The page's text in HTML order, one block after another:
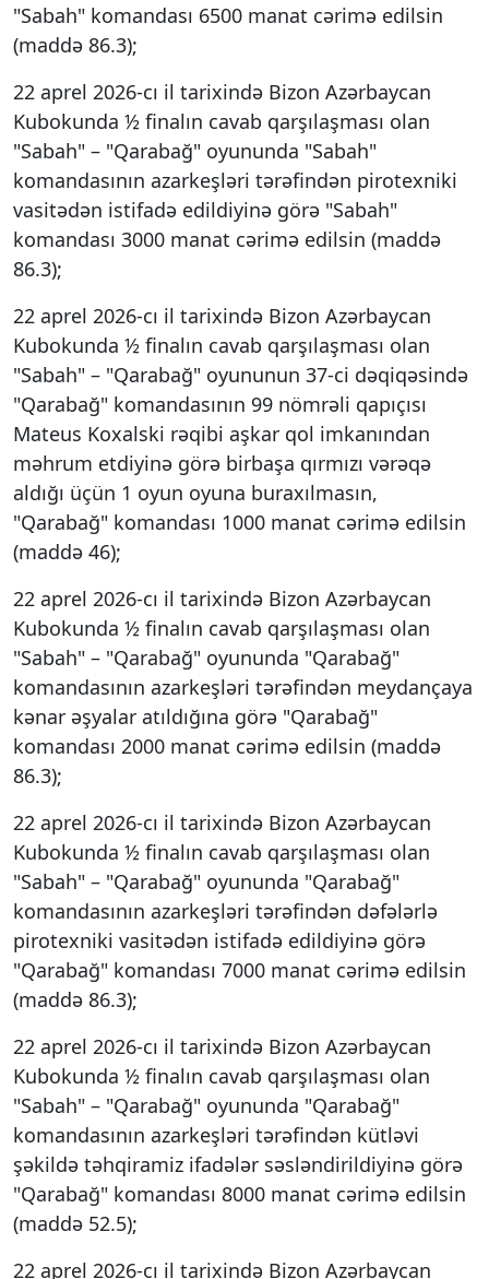
"Sabah" komandası 6500 manat cərimə edilsin
(maddə 86.3);
22 aprel 2026-cı il tarixində Bizon Azərbaycan
Kubokunda ½ finalın cavab qarşılaşması olan
"Sabah" – "Qarabağ" oyununda "Sabah"
komandasının azarkeşləri tərəfindən pirotexniki
vasitədən istifadə edildiyinə görə "Sabah"
komandası 3000 manat cərimə edilsin (maddə
86.3);
22 aprel 2026-cı il tarixində Bizon Azərbaycan
Kubokunda ½ finalın cavab qarşılaşması olan
"Sabah" – "Qarabağ" oyununun 37-ci dəqiqəsində
"Qarabağ" komandasının 99 nömrəli qapıçısı
Mateus Koxalski rəqibi aşkar qol imkanından
məhrum etdiyinə görə birbaşa qırmızı vərəqə
aldığı üçün 1 oyun oyuna buraxılmasın,
"Qarabağ" komandası 1000 manat cərimə edilsin
(maddə 46);
22 aprel 2026-cı il tarixində Bizon Azərbaycan
Kubokunda ½ finalın cavab qarşılaşması olan
"Sabah" – "Qarabağ" oyununda "Qarabağ"
komandasının azarkeşləri tərəfindən meydançaya
kənar əşyalar atıldığına görə "Qarabağ"
komandası 2000 manat cərimə edilsin (maddə
86.3);
22 aprel 2026-cı il tarixində Bizon Azərbaycan
Kubokunda ½ finalın cavab qarşılaşması olan
"Sabah" – "Qarabağ" oyununda "Qarabağ"
komandasının azarkeşləri tərəfindən dəfələrlə
pirotexniki vasitədən istifadə edildiyinə görə
"Qarabağ" komandası 7000 manat cərimə edilsin
(maddə 86.3);
22 aprel 2026-cı il tarixində Bizon Azərbaycan
Kubokunda ½ finalın cavab qarşılaşması olan
"Sabah" – "Qarabağ" oyununda "Qarabağ"
komandasının azarkeşləri tərəfindən kütləvi
şəkildə təhqiramiz ifadələr səsləndirildiyinə görə
"Qarabağ" komandası 8000 manat cərimə edilsin
(maddə 52.5);
22 aprel 2026-cı il tarixində Bizon Azərbaycan